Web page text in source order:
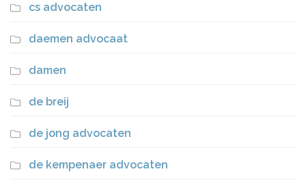
cs advocaten
daemen advocaat
damen
de breij
de jong advocaten
de kempenaer advocaten